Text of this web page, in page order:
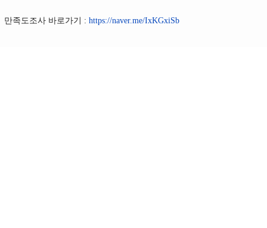
만족도조사 바로가기 : https://naver.me/IxKGxiSb